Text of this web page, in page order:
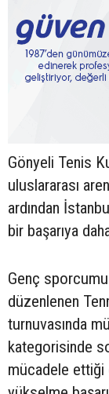
Gönyeli Tenis
uluslararası
ardından
bir başarıya
Genç
düzenlenen
turnuvasında
kategorisinde
mücadele